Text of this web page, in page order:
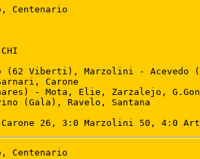
Centenario
(62 Viberti), Marzolini -
- Mota, Elie, Zarzalejo,
(Gala), Ravelo, Santana
26, 3:0 Marzolini 50, 4:0
Centenario